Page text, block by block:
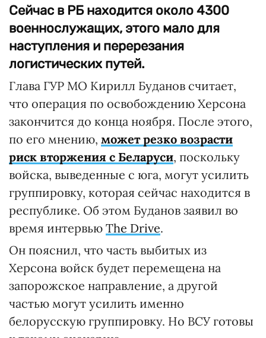
Сейчас в РБ находится около 4300
военнослужащих, этого мало для
наступления и перерезания
логистических путей.
Глава ГУР МО Кирилл Буданов считает,
что операция по освобождению Херсона
закончится до конца ноября. После этого,
по его мнению, может резко возрасти
риск вторжения с Беларуси, поскольку
войска, выведенные с юга, могут усилить
группировку, которая сейчас находится в
республике. Об этом Буданов заявил во
время интервью The Drive.
Он пояснил, что часть выбитых из
Херсона войск будет перемещена на
запорожское направление, а другой
частью могут усилить именно
белорусскую группировку. Но ВСУ готовы